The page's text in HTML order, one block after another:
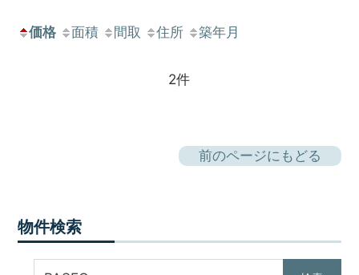
価格 面積 間取 住所 築年月
2件
前のページにもどる
物件検索